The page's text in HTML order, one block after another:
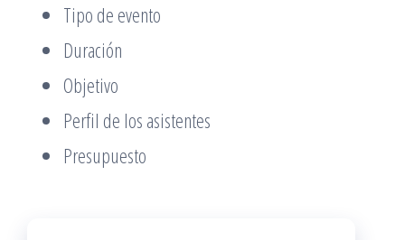
Tipo de evento
Duración
Objetivo
Perfil de los asistentes
Presupuesto